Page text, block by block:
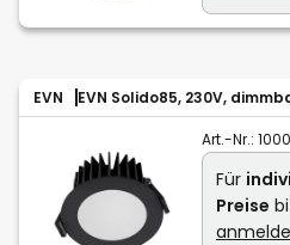
EVN EVN Solido85, 230V,
Art.-Nr.:
Für
Preise